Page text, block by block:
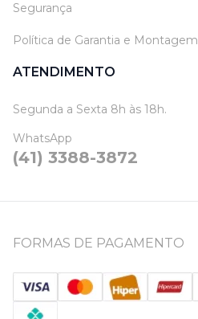
Segurança
Política de Garantia e Montagem
ATENDIMENTO
Segunda a Sexta 8h às 18h.
WhatsApp
(41) 3388-3872
FORMAS DE PAGAMENTO